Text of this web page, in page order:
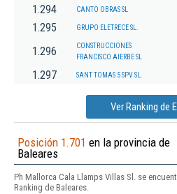
1.294 CANTO OBRAS SL
1.295 GRUPO ELETRECE SL.
1.296
CONSTRUCCIONES
FRANCISCO AIERBE SL
1.297 SANT TOMAS 5 SPV SL.
Ver Ranking de
Posición 1.701 en la provincia de
Baleares
Ph Mallorca Cala Llamps Villas Sl. se
Ranking de Baleares.